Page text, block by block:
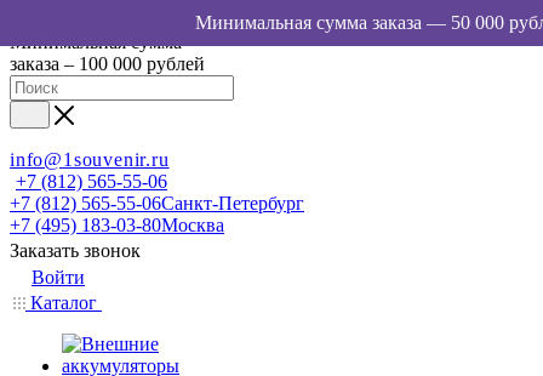
Минимальная сумма
заказа – 100 000 рублей
info@1souvenir.ru
+7 (812) 565-55-06
+7 (812) 565-55-06Санкт-Петербург
+7 (495) 183-03-80Москва
Заказать звонок
Войти
Каталог